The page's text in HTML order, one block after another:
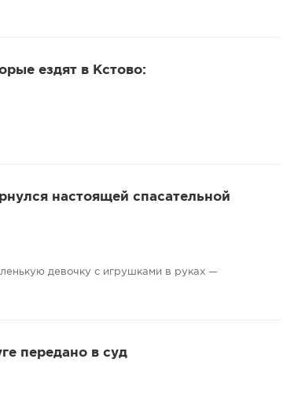
ездят в Кстово:
настоящей спасательной
девочку с игрушками в руках —
передано в суд